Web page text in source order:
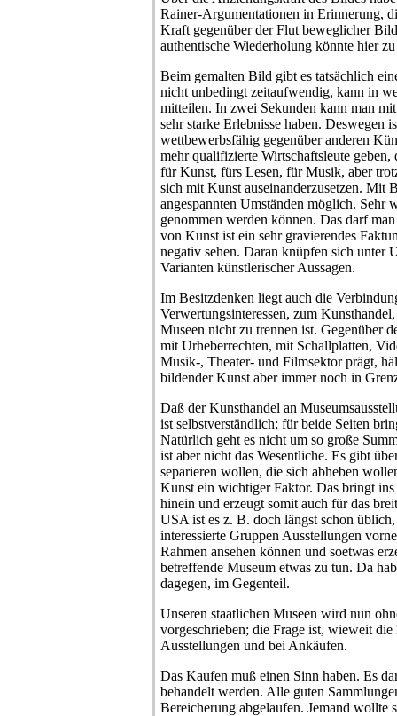
Rainer-Argumentationen in Erinnerung,
Kraft gegenüber der Flut beweglicher
authentische Wiederholung könnte hier
Beim gemalten Bild gibt es tatsächlich
nicht unbedingt zeitaufwendig, kann in
mitteilen. In zwei Sekunden kann man
sehr starke Erlebnisse haben. Deswegen
wettbewerbsfähig gegenüber anderen
mehr qualifizierte Wirtschaftsleute
für Kunst, fürs Lesen, für Musik, aber
sich mit Kunst auseinanderzusetzen. Mit
angespannten Umständen möglich. Sehr
genommen werden können. Das darf
von Kunst ist ein sehr gravierendes
negativ sehen. Daran knüpfen sich unter
Varianten künstlerischer Aussagen.
Im Besitzdenken liegt auch die
Verwertungsinteressen, zum
Museen nicht zu trennen ist. Gegenüber
mit Urheberrechten, mit Schallplatten,
Musik-, Theater- und Filmsektor prägt,
bildender Kunst aber immer noch in
Daß der Kunsthandel an
ist selbstverständlich; für beide Seiten
Natürlich geht es nicht um so große
ist aber nicht das Wesentliche. Es gibt
separieren wollen, die sich abheben
Kunst ein wichtiger Faktor. Das bringt
hinein und erzeugt somit auch für das
USA ist es z. B. doch längst schon
interessierte Gruppen Ausstellungen
Rahmen ansehen können und soetwas
betreffende Museum etwas zu tun. Da
dagegen, im Gegenteil.
Unseren staatlichen Museen wird nun
vorgeschrieben; die Frage ist, wieweit
Ausstellungen und bei Ankäufen.
Das Kaufen muß einen Sinn haben. Es
behandelt werden. Alle guten
Bereicherung abgelaufen. Jemand wollte